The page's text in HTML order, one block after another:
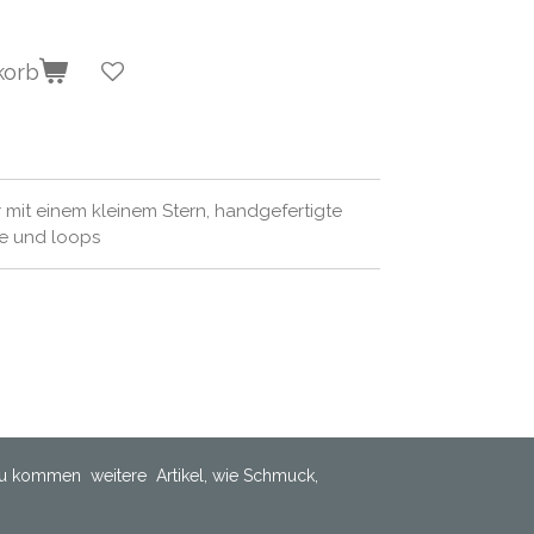
einem kleinem Stern, handgefertigte
und loops
kommen weitere Artikel, wie Schmuck,